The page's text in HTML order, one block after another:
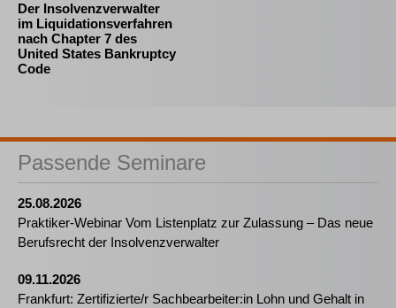
Der Insolvenzverwalter
im Liquidationsverfahren
nach Chapter 7 des
United States Bankruptcy
Code
Passende Seminare
25.08.2026
Praktiker-Webinar Vom Listenplatz zur Zulassung – Das neue
Berufsrecht der Insolvenzverwalter
09.11.2026
Frankfurt: Zertifizierte/r Sachbearbeiter:in Lohn und Gehalt in